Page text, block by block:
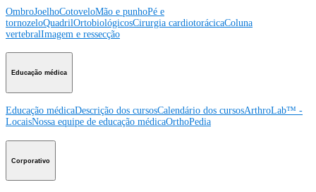
OmbroJoelhoCotoveloMão e punhoPé e
tornozeloQuadrilOrtobiológicosCirurgia cardiotorácicaColuna
vertebralImagem e ressecção
Educação médica
Educação médicaDescrição dos cursosCalendário dos cursosArthroLab™ -
LocaisNossa equipe de educação médicaOrthoPedia
Corporativo